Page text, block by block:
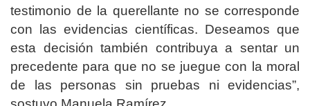
testimonio de la querellante no se corresponde
con las evidencias científicas. Deseamos que
esta decisión también contribuya a sentar un
precedente para que no se juegue con la moral
de las personas sin pruebas ni evidencias”,